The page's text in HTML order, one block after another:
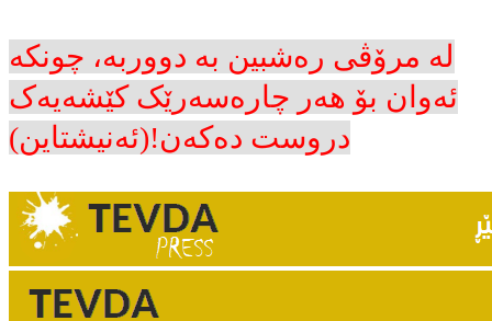
لە مرۆڤی رەشبین بە دووربە، چونکە
ئەوان بۆ هەر چارەسەرێک کێشەیەک
دروست دەکەن!(ئەنیشتاین)